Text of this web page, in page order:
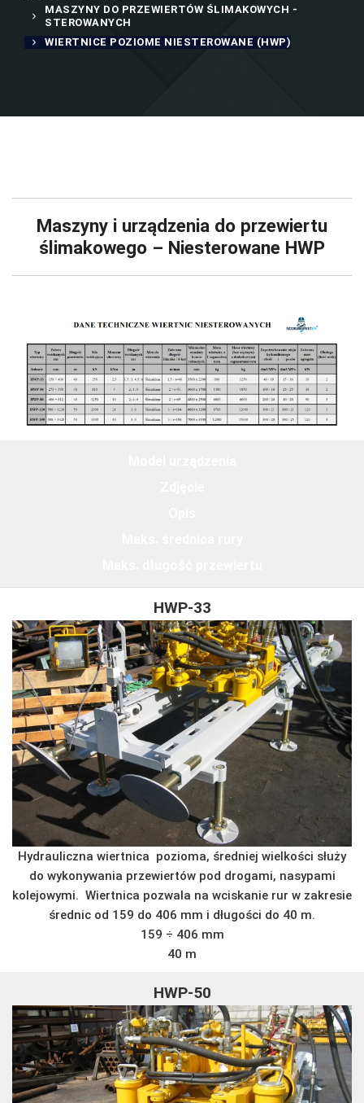
MASZYNY DO PRZEWIERTÓW ŚLIMAKOWYCH -
STEROWANYCH
WIERTNICE POZIOME NIESTEROWANE (HWP)
Maszyny i urządzenia do przewiertu
ślimakowego – Niesterowane HWP
HWP-33
Hydrauliczna wiertnica pozioma, średniej wielkości służy
do wykonywania przewiertów pod drogami, nasypami
kolejowymi. Wiertnica pozwala na wciskanie rur w zakresie
średnic od 159 do 406 mm i długości do 40 m.
159 ÷ 406 mm
40 m
HWP-50